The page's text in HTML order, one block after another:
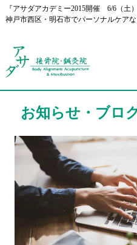
『アサダアカデミー2015開催 6/6（土
神戸市西区・明石市でパーソナルケア
お知らせ・ブロ